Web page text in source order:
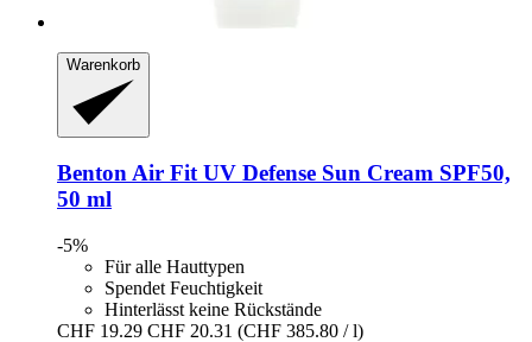
Warenkorb
Benton Air Fit UV Defense Sun Cream SPF50,
50 ml
-5%
Für alle Hauttypen
Spendet Feuchtigkeit
Hinterlässt keine Rückstände
CHF 19.29 CHF 20.31 (CHF 385.80 / l)